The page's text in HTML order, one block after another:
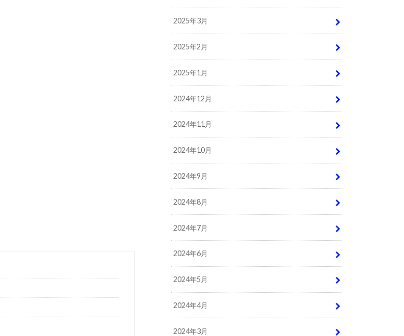
2025年3月
2025年2月
2025年1月
2024年12月
2024年11月
2024年10月
2024年9月
2024年8月
2024年7月
2024年6月
2024年5月
2024年4月
2024年3月